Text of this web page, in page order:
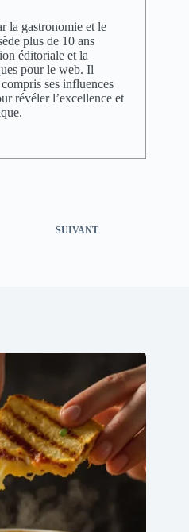
la gastronomie et le
plus de 10 ans
éditoriale et la
pour le web. Il
ses influences
révéler l’excellence et
SUIVANT